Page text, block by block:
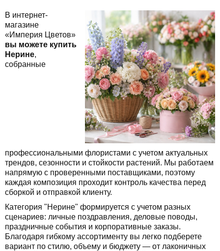
В интернет-
магазине
«Империя Цветов»
вы можете купить
Нерине,
собранные
профессиональными флористами с учетом актуальных
трендов, сезонности и стойкости растений. Мы работаем
напрямую с проверенными поставщиками, поэтому
каждая композиция проходит контроль качества перед
сборкой и отправкой клиенту.
Категория "Нерине" формируется с учетом разных
сценариев: личные поздравления, деловые поводы,
праздничные события и корпоративные заказы.
Благодаря гибкому ассортименту вы легко подберете
вариант по стилю, объему и бюджету — от лаконичных